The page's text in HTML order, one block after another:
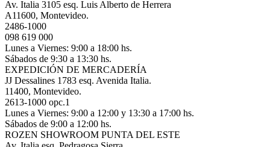
Av. Italia 3105 esq. Luis Alberto de Herrera
A11600, Montevideo.
2486-1000
098 619 000
Lunes a Viernes: 9:00 a 18:00 hs.
Sábados de 9:30 a 13:30 hs.
EXPEDICIÓN DE MERCADERÍA
JJ Dessalines 1783 esq. Avenida Italia.
11400, Montevideo.
2613-1000 opc.1
Lunes a Viernes: 9:00 a 12:00 y 13:30 a 17:00 hs.
Sábados de 9:00 a 12:00 hs.
ROZEN SHOWROOM PUNTA DEL ESTE